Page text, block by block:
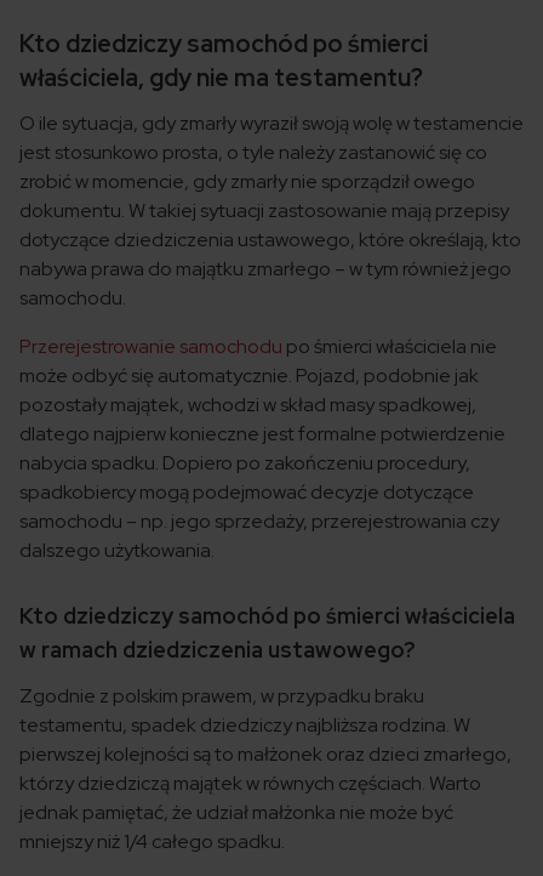
Kto dziedziczy samochód po śmierci
właściciela, gdy nie ma testamentu?
O ile sytuacja, gdy zmarły wyraził swoją wolę w testamencie
jest stosunkowo prosta, o tyle należy zastanowić się co
zrobić w momencie, gdy zmarły nie sporządził owego
dokumentu. W takiej sytuacji zastosowanie mają przepisy
dotyczące dziedziczenia ustawowego, które określają, kto
nabywa prawa do majątku zmarłego – w tym również jego
samochodu.
Przerejestrowanie samochodu po śmierci właściciela nie
może odbyć się automatycznie. Pojazd, podobnie jak
pozostały majątek, wchodzi w skład masy spadkowej,
dlatego najpierw konieczne jest formalne potwierdzenie
nabycia spadku. Dopiero po zakończeniu procedury,
spadkobiercy mogą podejmować decyzje dotyczące
samochodu – np. jego sprzedaży, przerejestrowania czy
dalszego użytkowania.
Kto dziedziczy samochód po śmierci właściciela
w ramach dziedziczenia ustawowego?
Zgodnie z polskim prawem, w przypadku braku
testamentu, spadek dziedziczy najbliższa rodzina. W
pierwszej kolejności są to małżonek oraz dzieci zmarłego,
którzy dziedziczą majątek w równych częściach. Warto
jednak pamiętać, że udział małżonka nie może być
mniejszy niż 1/4 całego spadku.